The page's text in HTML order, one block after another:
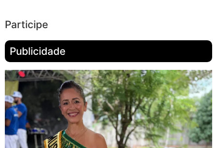
Participe
Publicidade